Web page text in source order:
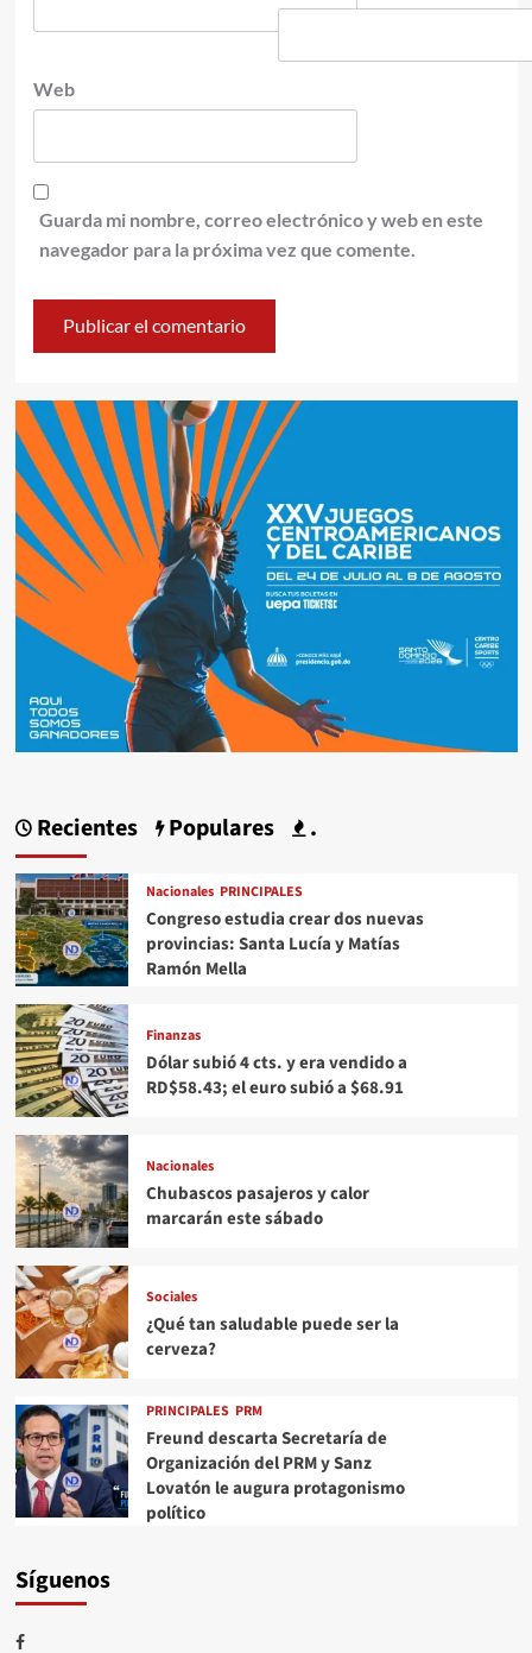
Web
Guarda mi nombre, correo electrónico y web en este
navegador para la próxima vez que comente.
Recientes Populares .
Nacionales PRINCIPALES
Congreso estudia crear dos nuevas
provincias: Santa Lucía y Matías
Ramón Mella
Finanzas
Dólar subió 4 cts. y era vendido a
RD$58.43; el euro subió a $68.91
Nacionales
Chubascos pasajeros y calor
marcarán este sábado
Sociales
¿Qué tan saludable puede ser la
cerveza?
PRINCIPALES PRM
Freund descarta Secretaría de
Organización del PRM y Sanz
Lovatón le augura protagonismo
político
Síguenos